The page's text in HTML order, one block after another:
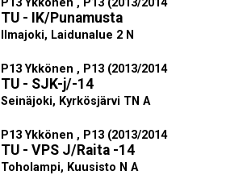
P13 Ykkönen , P13 (2013/2014
TU - IK/Punamusta
Ilmajoki, Laidunalue 2 N
P13 Ykkönen , P13 (2013/2014
TU - SJK-j/-14
Seinäjoki, Kyrkösjärvi TN A
P13 Ykkönen , P13 (2013/2014
TU - VPS J/Raita -14
Toholampi, Kuusisto N A